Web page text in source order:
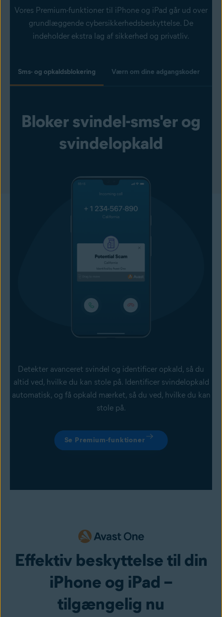
Vores Premium-funktioner til iPhone og iPad går ud over
grundlæggende cybersikkerhedsbeskyttelse. De
indeholder ekstra lag af sikkerhed og privatliv.
Sms- og opkaldsblokering Værn om dine adgangskoder
Bloker svindel-sms'er og
svindelopkald
Detekter avanceret svindel og identificer opkald, så du
altid ved, hvilke du kan stole på. Identificer svindelopkald
automatisk, og få opkald mærket, så du ved, hvilke du kan
stole på.
Se Premium-funktioner
Effektiv beskyttelse til din
iPhone og iPad –
tilgængelig nu